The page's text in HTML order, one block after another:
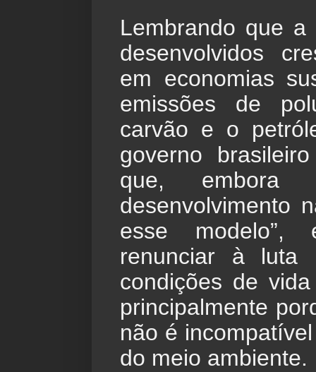
Lembrando que
desenvolvidos
em economias
emissões de
carvão e o
governo
que,
desenvolvimento
esse modelo”,
renunciar à luta
condições de
principalmente
não é
do meio ambiente.